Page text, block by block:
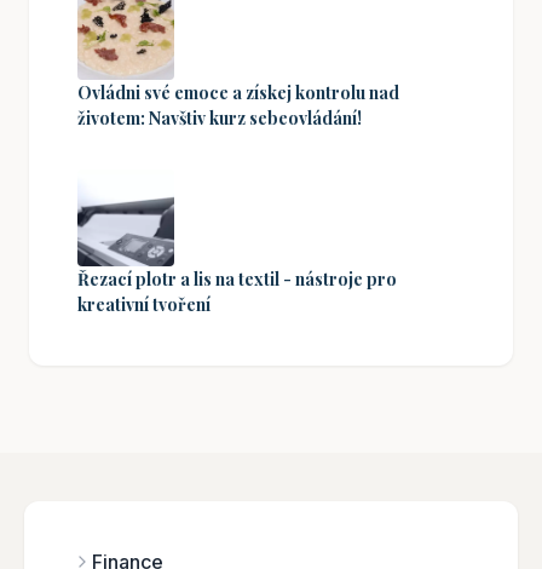
Ovládni své emoce a získej kontrolu nad
životem: Navštiv kurz sebeovládání!
Řezací plotr a lis na textil - nástroje pro
kreativní tvoření
Finance